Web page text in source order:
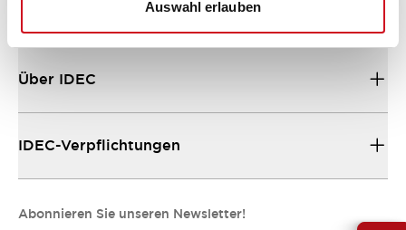
Auswahl erlauben
Ressourcen und Dokumente
Über IDEC
IDEC-Verpflichtungen
Abonnieren Sie unseren Newsletter!